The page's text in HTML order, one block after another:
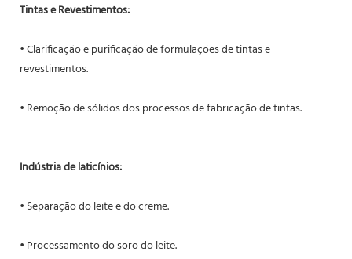
Tintas e Revestimentos:
• Clarificação e purificação de formulações de tintas e
revestimentos.
• Remoção de sólidos dos processos de fabricação de tintas.
Indústria de laticínios:
• Separação do leite e do creme.
• Processamento do soro do leite.